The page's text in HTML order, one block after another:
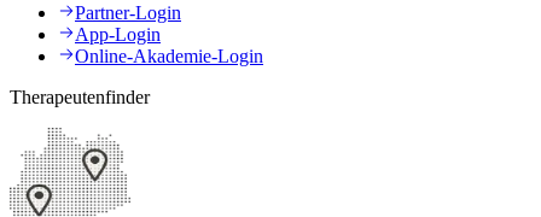
Partner-Login
App-Login
Online-Akademie-Login
Therapeutenfinder